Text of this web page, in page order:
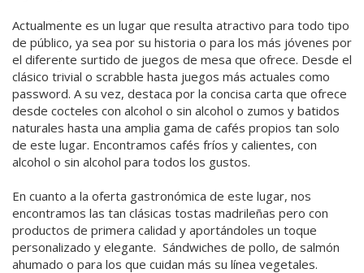
Actualmente es un lugar que resulta atractivo para todo tipo
de público, ya sea por su historia o para los más jóvenes por
el diferente surtido de juegos de mesa que ofrece. Desde el
clásico trivial o scrabble hasta juegos más actuales como
password. A su vez, destaca por la concisa carta que ofrece
desde cocteles con alcohol o sin alcohol o zumos y batidos
naturales hasta una amplia gama de cafés propios tan solo
de este lugar. Encontramos cafés fríos y calientes, con
alcohol o sin alcohol para todos los gustos.
En cuanto a la oferta gastronómica de este lugar, nos
encontramos las tan clásicas tostas madrileñas pero con
productos de primera calidad y aportándoles un toque
personalizado y elegante. Sándwiches de pollo, de salmón
ahumado o para los que cuidan más su línea vegetales.